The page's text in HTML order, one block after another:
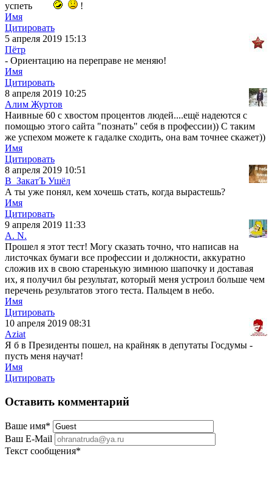
успеть
!
Имя
Цитировать
5 апреля 2019 15:13
Пётр
- Ориентацию на переправе не меняю!
Имя
Цитировать
8 апреля 2019 10:25
Алим Журтов
Наивные 60 с хвостом процентов людей....ещё надеются с
помощью этого сайта "познать" себя в профессии)) С таким
же успехом можете к гадалке сходить, она вам точнее скажет))
Имя
Цитировать
8 апреля 2019 10:51
В_ЗакатЪ Ушёл
А ты уже понял, кем хочешь стать, когда вырастешь?
Имя
Цитировать
9 апреля 2019 11:33
A. N.
Прошел я этот тест! Могу сказать точно, что написав на
листочках бумаги все профессии и должности, аккуратно
сложив их в свою старенькую зимнюю шапочку и доставая
их, я получил бы результат, который меня устроил больше чем
перечень результатов этого теста. Пальцем в небо.
Имя
Цитировать
10 апреля 2019 08:31
Aziat
Я б в Президенты пошел, на крайняк в депутаты Госдумы -
пусть меня научат!
Имя
Цитировать
Оставить комментарий
Ваше имя*
Ваш E-Mail
Текст сообщения*